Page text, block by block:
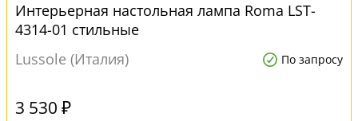
Интерьерная настольная лампа Roma LST-
4314-01 стильные
Lussole (Италия)
По запросу
3 530 ₽